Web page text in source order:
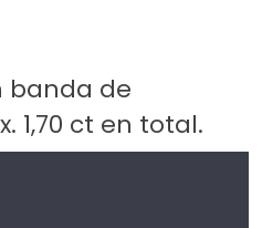
banda de
1,70 ct en total.